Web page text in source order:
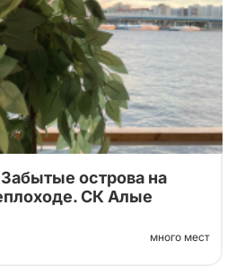
острова на
СК Алые
много мест